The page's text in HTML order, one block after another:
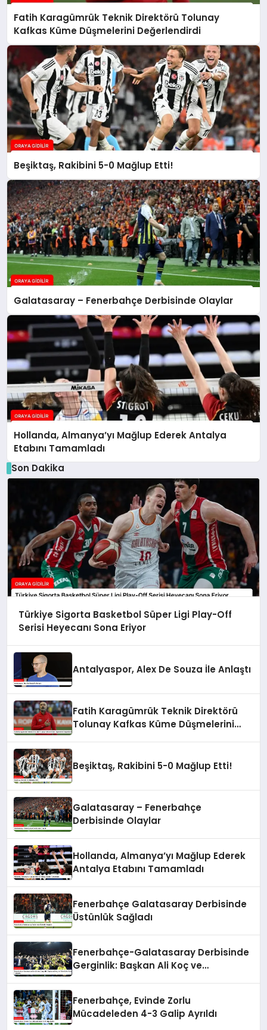
Fatih Karagümrük Teknik Direktörü Tolunay
Kafkas Küme Düşmelerini Değerlendirdi
Beşiktaş, Rakibini 5-0 Mağlup Etti!
Galatasaray – Fenerbahçe Derbisinde Olaylar
Hollanda, Almanya’yı Mağlup Ederek Antalya
Etabını Tamamladı
Son Dakika
Türkiye Sigorta Basketbol Süper Ligi Play-Off
Serisi Heyecanı Sona Eriyor
Antalyaspor, Alex De Souza İle Anlaştı
Fatih Karagümrük Teknik Direktörü
Tolunay Kafkas Küme Düşmelerini
Beşiktaş, Rakibini 5-0 Mağlup Etti!
Galatasaray – Fenerbahçe
Derbisinde Olaylar
Hollanda, Almanya’yı Mağlup Ederek
Antalya Etabını Tamamladı
Fenerbahçe Galatasaray Derbisinde
Üstünlük Sağladı
Fenerbahçe-Galatasaray Derbisinde
Gerginlik: Başkan Ali Koç ve
Fenerbahçe, Evinde Zorlu
Mücadeleden 4-3 Galip Ayrıldı